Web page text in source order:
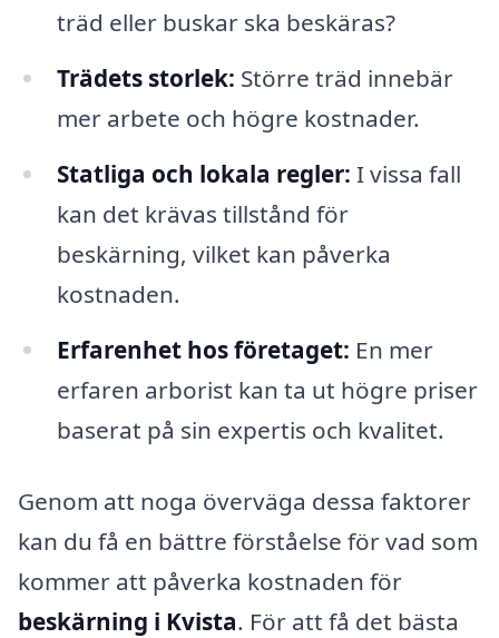
träd eller buskar ska beskäras?
Trädets storlek: Större träd innebär
mer arbete och högre kostnader.
Statliga och lokala regler: I vissa fall
kan det krävas tillstånd för
beskärning, vilket kan påverka
kostnaden.
Erfarenhet hos företaget: En mer
erfaren arborist kan ta ut högre priser
baserat på sin expertis och kvalitet.
Genom att noga överväga dessa faktorer
kan du få en bättre förståelse för vad som
kommer att påverka kostnaden för
beskärning i Kvista. För att få det bästa